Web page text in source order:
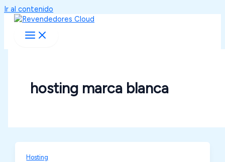
Ir al contenido
hosting marca blanca
Hosting